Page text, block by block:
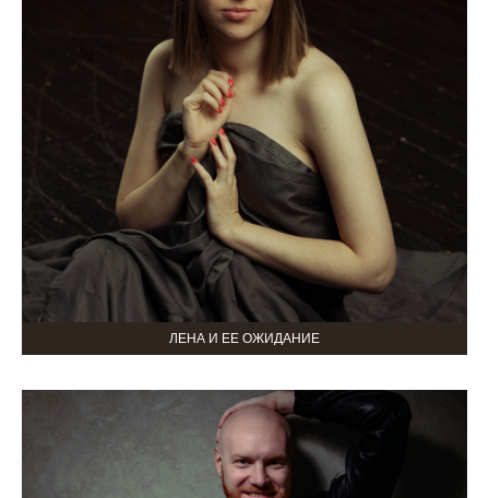
ЛЕНА И ЕЕ ОЖИДАНИЕ